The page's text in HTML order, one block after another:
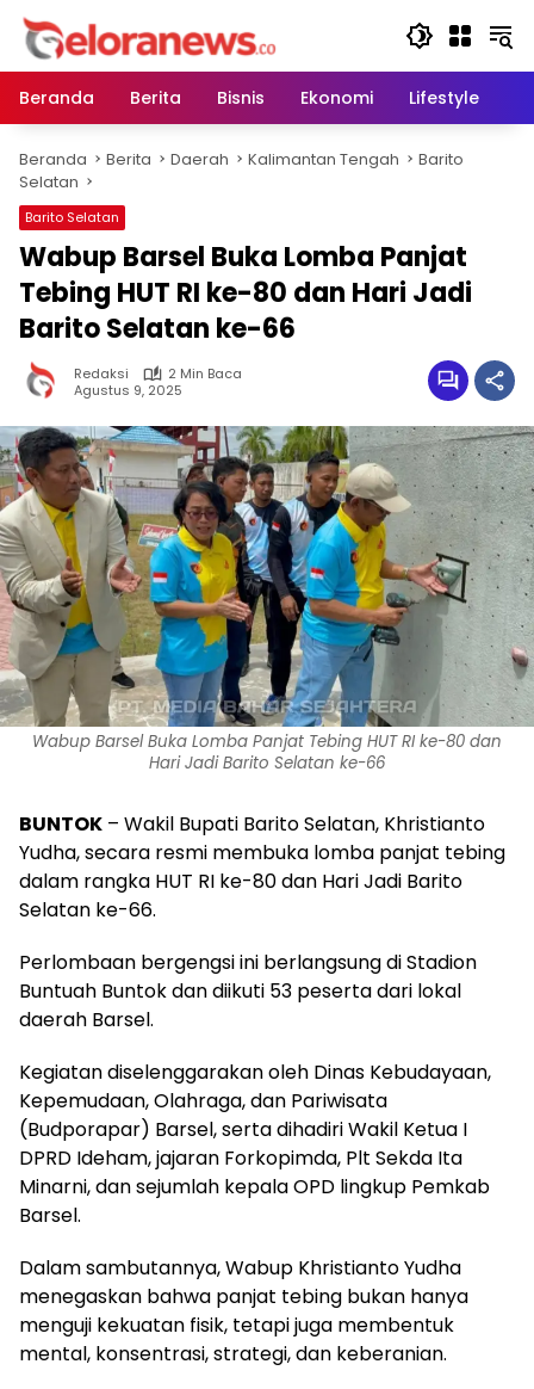
Langsung
konten
Beranda
Berita Bisnis Ekonomi Lifestyle
Beranda Berita Daerah Kalimantan Tengah
Barito
Selatan
Barito Selatan
Wabup Barsel Buka Lomba Panjat
Tebing HUT RI ke-80 dan Hari Jadi
Barito Selatan ke-66
Redaksi
2 Min Baca
Agustus 9, 2025
Wabup Barsel Buka Lomba Panjat Tebing HUT RI ke-80 dan
Hari Jadi Barito Selatan ke-66
BUNTOK – Wakil Bupati Barito Selatan, Khristianto
Yudha, secara resmi membuka lomba panjat tebing
dalam rangka HUT RI ke-80 dan Hari Jadi Barito
Selatan ke-66.
Perlombaan bergengsi ini berlangsung di Stadion
Buntuah Buntok dan diikuti 53 peserta dari lokal
daerah Barsel.
Kegiatan diselenggarakan oleh Dinas Kebudayaan,
Kepemudaan, Olahraga, dan Pariwisata
(Budporapar) Barsel, serta dihadiri Wakil Ketua I
DPRD Ideham, jajaran Forkopimda, Plt Sekda Ita
Minarni, dan sejumlah kepala OPD lingkup Pemkab
Barsel.
Dalam sambutannya, Wabup Khristianto Yudha
menegaskan bahwa panjat tebing bukan hanya
menguji kekuatan fisik, tetapi juga membentuk
mental, konsentrasi, strategi, dan keberanian.